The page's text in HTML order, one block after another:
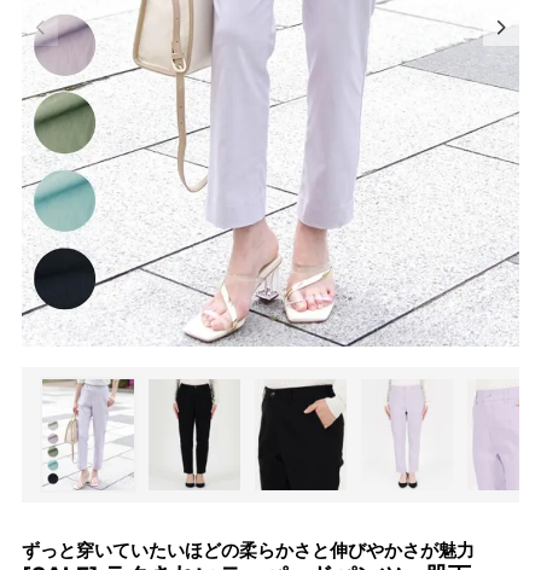
ずっと穿いていたいほどの柔らかさと伸びやかさが魅力